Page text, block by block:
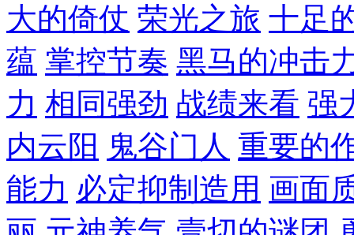
大的倚仗 荣光之旅 十足
蕴 掌控节奏 黑马的冲击
力 相同强劲 战绩来看 强
内云阳 鬼谷门人 重要的
能力 必定抑制造用 画面